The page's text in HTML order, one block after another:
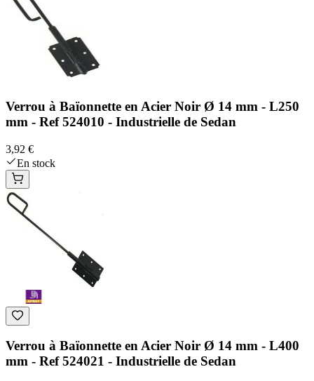
Verrou à Baïonnette en Acier Noir Ø 14 mm - L250
mm - Ref 524010 - Industrielle de Sedan
3,92 €
En stock
Verrou à Baïonnette en Acier Noir Ø 14 mm - L400
mm - Ref 524021 - Industrielle de Sedan